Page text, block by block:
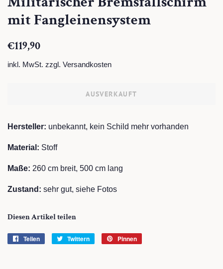
mit Fangleinensystem
Normaler
€119,90
inkl. MwSt. zzgl. Versandkosten
AUSVERKAUFT
Hersteller: unbekannt, kein Schild mehr vorhanden
Material: Stoff
Maße: 260 cm breit, 500 cm lang
Zustand: sehr gut, siehe Fotos
Diesen Artikel teilen
Teilen Twittern Pinnen